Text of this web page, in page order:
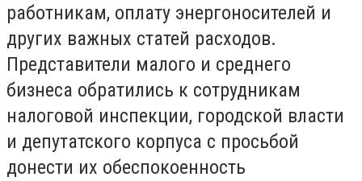
работникам, оплату энергоносителей и
других важных статей расходов.
Представители малого и среднего
бизнеса обратились к сотрудникам
налоговой инспекции, городской власти
и депутатского корпуса с просьбой
донести их обеспокоенность